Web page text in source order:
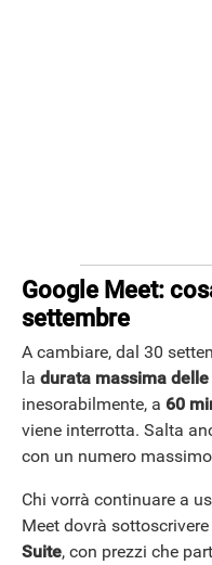
ANDROID
Google Meet:
settembre
A cambiare, dal 30
la durata massima
inesorabilmente, a 60
viene interrotta. Salta
con un numero
Chi vorrà continuare a
Meet dovrà
Suite, con prezzi che